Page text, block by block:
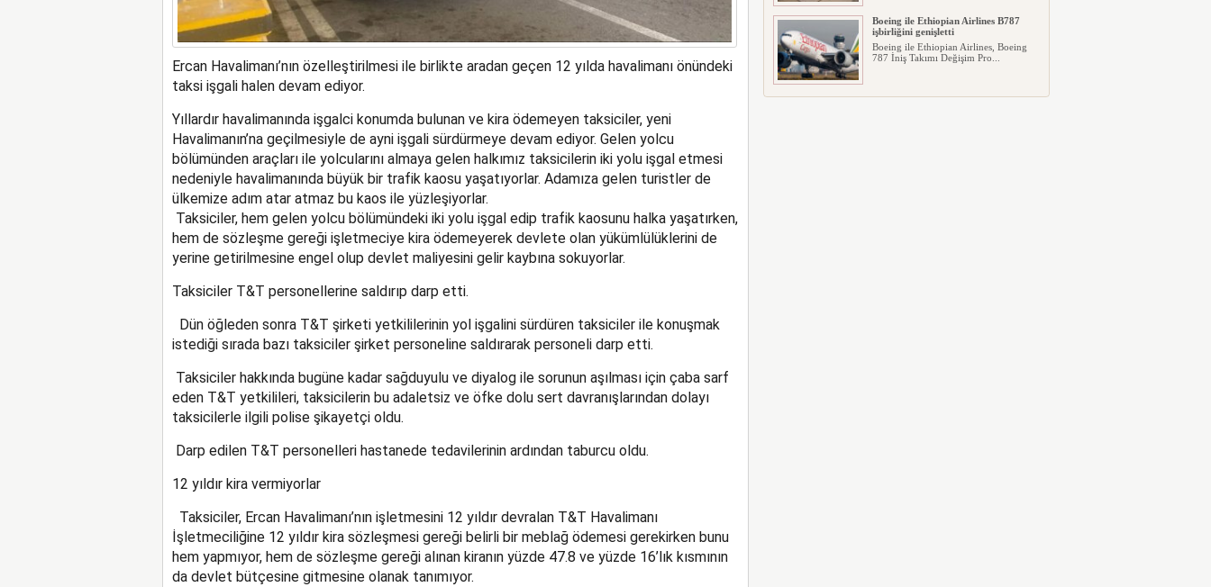
Ercan Havalimanı’nın özelleştirilmesi ile birlikte aradan geçen 12 yılda havalimanı önündeki
taksi işgali halen devam ediyor.
Yıllardır havalimanında işgalci konumda bulunan ve kira ödemeyen taksiciler, yeni
Havalimanın’na geçilmesiyle de ayni işgali sürdürmeye devam ediyor. Gelen yolcu
bölümünden araçları ile yolcularını almaya gelen halkımız taksicilerin iki yolu işgal etmesi
nedeniyle havalimanında büyük bir trafik kaosu yaşatıyorlar. Adamıza gelen turistler de
ülkemize adım atar atmaz bu kaos ile yüzleşiyorlar.
Taksiciler, hem gelen yolcu bölümündeki iki yolu işgal edip trafik kaosunu halka yaşatırken,
hem de sözleşme gereği işletmeciye kira ödemeyerek devlete olan yükümlülüklerini de
yerine getirilmesine engel olup devlet maliyesini gelir kaybına sokuyorlar.
Taksiciler T&T personellerine saldırıp darp etti.
Dün öğleden sonra T&T şirketi yetkililerinin yol işgalini sürdüren taksiciler ile konuşmak
istediği sırada bazı taksiciler şirket personeline saldırarak personeli darp etti.
Taksiciler hakkında bugüne kadar sağduyulu ve diyalog ile sorunun aşılması için çaba sarf
eden T&T yetkilileri, taksicilerin bu adaletsiz ve öfke dolu sert davranışlarından dolayı
taksicilerle ilgili polise şikayetçi oldu.
Darp edilen T&T personel lerihastanede tedavilerinin ardından taburcu oldu.
12 yıldır kira vermiyorlar
Taksiciler, Ercan Havalimanı’nın işletmesini 12 yıldır devralan T&T Havalimanı
İşletmeciliğine 12 yıldır kira sözleşmesi gereği belirli bir meblağ ödemesi gerekirken bunu
hem yapmıyor, hem de sözleşme gereği alınan kiranın yüzde 47.8 ve yüzde 16’lık kısmının
da devlet bütçesine gitmesine olanak tanımıyor.
Boeing ile Ethiopian Airlines B787
işbirliğini genişletti
Boeing ile Ethiopian Airlines, Boeing
787 İniş Takımı Değişim Pro...
A319 orman yangınlarında